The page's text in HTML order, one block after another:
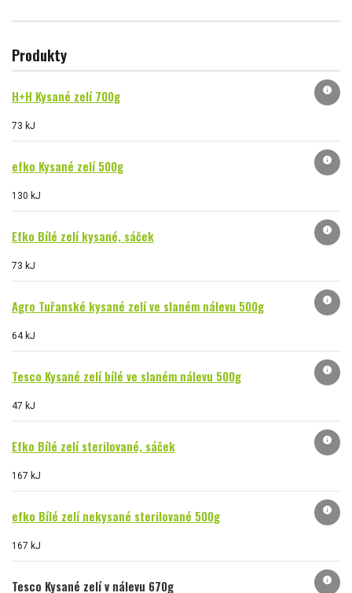
Produkty
H+H Kysané zelí 700g
73 kJ
info
efko Kysané zelí 500g
130 kJ
info
Efko Bílé zelí kysané, sáček
73 kJ
info
Agro Tuřanské kysané zelí ve slaném nálevu 500g
64 kJ
info
Tesco Kysané zelí bílé ve slaném nálevu 500g
47 kJ
info
Efko Bílé zelí sterilované, sáček
167 kJ
info
efko Bílé zelí nekysané sterilované 500g
167 kJ
info
Tesco Kysané zelí v nálevu 670g info